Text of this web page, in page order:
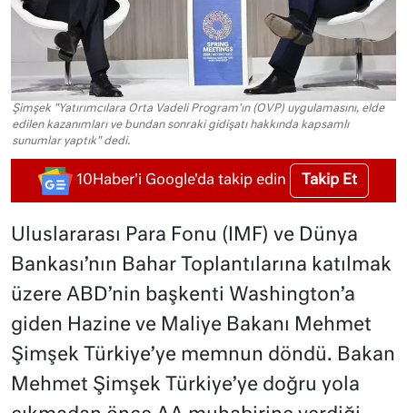
Şimşek "Yatırımcılara Orta Vadeli Program'ın (OVP) uygulamasını, elde
edilen kazanımları ve bundan sonraki gidişatı hakkında kapsamlı
sunumlar yaptık" dedi.
10Haber'i Google'da takip edin Takip Et
Uluslararası Para Fonu (IMF) ve Dünya
Bankası’nın Bahar Toplantılarına katılmak
üzere ABD’nin başkenti Washington’a
giden Hazine ve Maliye Bakanı Mehmet
Şimşek Türkiye’ye memnun döndü. Bakan
Mehmet Şimşek Türkiye’ye doğru yola